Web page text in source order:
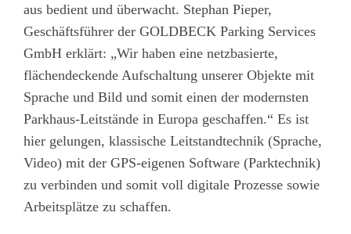
aus bedient und überwacht. Stephan Pieper,
Geschäftsführer der GOLDBECK Parking Services
GmbH erklärt: „Wir haben eine netzbasierte,
flächendeckende Aufschaltung unserer Objekte mit
Sprache und Bild und somit einen der modernsten
Parkhaus-Leitstände in Europa geschaffen.“ Es ist
hier gelungen, klassische Leitstandtechnik (Sprache,
Video) mit der GPS-eigenen Software (Parktechnik)
zu verbinden und somit voll digitale Prozesse sowie
Arbeitsplätze zu schaffen.